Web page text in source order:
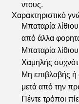
ντους.
Χαρακτηριστικό
Μπαταρία
από άλλα
Μπαταρία
Χαμηλής
Μη επιβλαβής
μετά από την
Πέντε τρόποι